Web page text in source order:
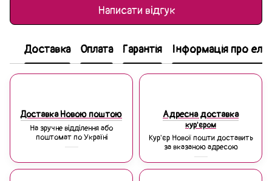
Написати відгук
Доставка Оплата Гарантія Інформація про
Доставка Новою поштою
На зручне відділення або
поштомат по Україні
Адресна доставка
кур'єром
Кур'єр Нової пошти доставить
за вказаною адресою